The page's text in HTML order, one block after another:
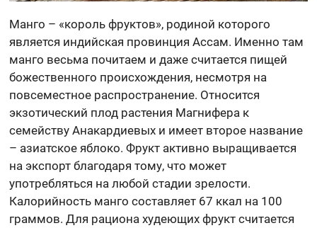
Манго – «король фруктов», родиной которого
является индийская провинция Ассам. Именно там
манго весьма почитаем и даже считается пищей
божественного происхождения, несмотря на
повсеместное распространение. Относится
экзотический плод растения Магнифера к
семейству Анакардиевых и имеет второе название
– азиатское яблоко. Фрукт активно выращивается
на экспорт благодаря тому, что может
употребляться на любой стадии зрелости.
Калорийность манго составляет 67 ккал на 100
граммов. Для рациона худеющих фрукт считается